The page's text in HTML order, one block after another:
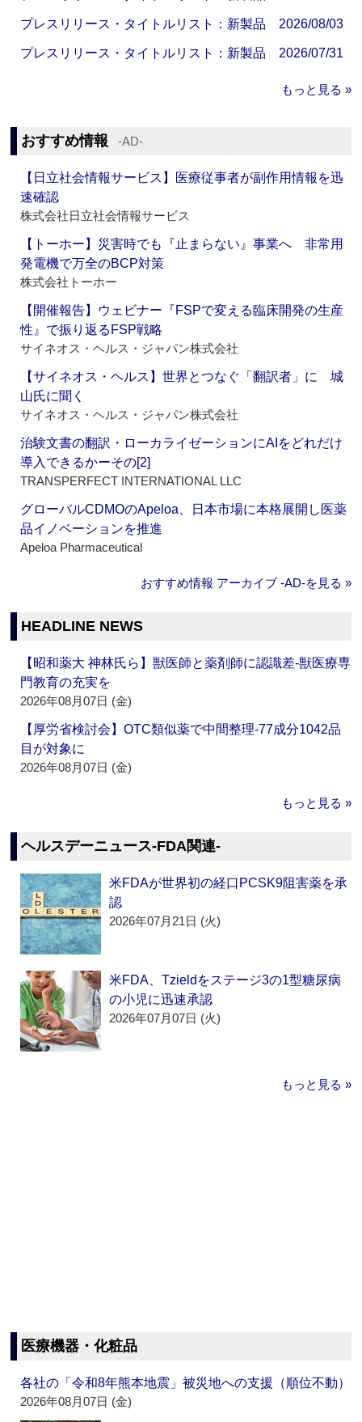
プレスリリース・タイトルリスト：新製品 2026/08/03
プレスリリース・タイトルリスト：新製品 2026/07/31
もっと見る »
おすすめ情報 ‐AD‐
【日立社会情報サービス】医療従事者が副作用情報を迅
速確認
株式会社日立社会情報サービス
【トーホー】災害時でも『止まらない』事業へ 非常用
発電機で万全のBCP対策
株式会社トーホー
【開催報告】ウェビナー『FSPで変える臨床開発の生産
性』で振り返るFSP戦略
サイネオス・ヘルス・ジャパン株式会社
【サイネオス・ヘルス】世界とつなぐ「翻訳者」に 城
山氏に聞く
サイネオス・ヘルス・ジャパン株式会社
治験文書の翻訳・ローカライゼーションにAIをどれだけ
導入できるかーその[2]
TRANSPERFECT INTERNATIONAL LLC
グローバルCDMOのApeloa、日本市場に本格展開し医薬
品イノベーションを推進
Apeloa Pharmaceutical
おすすめ情報 アーカイブ ‐AD‐を見る »
HEADLINE NEWS
【昭和薬大 神林氏ら】獣医師と薬剤師に認識差‐獣医療専
門教育の充実を
2026年08月07日 (金)
【厚労省検討会】OTC類似薬で中間整理‐77成分1042品
目が対象に
2026年08月07日 (金)
もっと見る »
ヘルスデーニュース‐FDA関連‐
米FDAが世界初の経口PCSK9阻害薬を承
認
2026年07月21日 (火)
米FDA、Tzieldをステージ3の1型糖尿病
の小児に迅速承認
2026年07月07日 (火)
もっと見る »
医療機器・化粧品
各社の「令和8年熊本地震」被災地への支援（順位不動）
2026年08月07日 (金)